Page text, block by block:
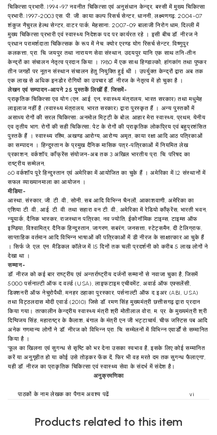
चिकित्सा प्रभारी; 1994-97 नवनीत चिकित्सा एवं अनुसंधान केन्द्र, बस्सी में मुख्य चिकित्सा
प्रभारी; 1997-2003 एस. पी. जी. काया कल्प रिसर्च सेन्टर, धाननी, लक्ष्मणगढ़; 2004-07
शंकुज नैचुरल हेल्थ सेन्टर, वाटर पार्क, मेहसाना; 2007-09 बालाजी निरोग धाम, दिल्ली में
मुख्य चिकित्सा प्रभारी एवं स्वास्थ्य निदेशक पद पर कार्यरत रहे । इसी बीच डॉ. नीरज ने
प्रधान परामर्शदाता चिकित्सक के रूप में नेच: क्योर एरण्ड योग रिसर्च सेन्टर, विष्णुपुर
कलकत्ता, प्रा. चि. जयपुर तथा नारायण सेवा संस्थान, उदयपुर यानि एक साथ तनि-तीन
केन्द्रों का संचालन नेतृत्व प्रदान किया । 1980 में एक साथ हिण्डाल्को, हांगकांग तथा पुष्कर
तीन जगहों पर नूतन संस्थान संचालन हेतु नियुक्ति हुई थी । उपर्युक्त केन्द्रों द्वारा अब तक
एक लाख से अधिक इनडोर रोगियों का उपचार डॉ. नीरज के नेतृत्व में हो चुका है ।
लेखन एवं सम्पादन-आपने 25 पुस्तकें लिखीं हैं, जिसमें-
प्राकृतिक चिकित्सा एव योग (एन. आई. एन, स्वास्थ्य मंत्रालय, भारत सरकार) तथा मधुमेह
लाइलाज नहीं है (स्वास्थ्य मंत्रालय, भारत सरकार) द्वारा पुरस्कृत हैं । अन्य पुस्तकों में
असाध्य रोगों की सरल चिकित्सा; अनमोल मिट्टी के बोल; आहार मेरा स्वास्थ्य, प्रथम, येनीय
एव तृतीय भाग; रोगों की सही चिकित्सा; पेट के रोगों की प्राकृतिक लोकप्रिय एवं बहुप्रशंसित
पुस्तकें हैं । स्वास्थ्य रश्मि, अखण्ड आरोग्य, आरोग्य अमृत, काया रक्षा आदि आठ पत्रिकाओं
का सम्पादन । हिन्दुस्तान के प्रमुख दैनिक मासिक पत्र-पत्रिकाओं में नियमित लेख
प्रकाशन, वर्कशॉप, काँफ्रेंस संयोजन-अब तक 3 अखिल भारतीय प्रा. चि. परिषद का
राष्ट्रीय सम्मेलन,
60 वर्कशॉप पूरे हिन्दुस्तान एवं अमेरिका में आयोजित का चुके हैं । अमेरिका में 12 संस्थानों में
सफल व्याख्यानमाला का आयोजन ।
मीडिया-
आस्था, संस्कार, जी. टी. वी., सोनी, सब आदि विभिन्न चैनलों, आकाशवाणी, अमेरिका का
एशिया टी. वी., आई. टी. वी. तथा सहारा वन टी. वी., अमेरिका में रेडियो काँफ्रेंस, भारती भवन,
न्यूयार्क, दैनिक भास्कर, राजस्थान पत्रिका, नव ज्योति, ईकोनॉमिक टाइम्स, टाइम्स ऑफ
इण्डिया, विश्वामित्र, दैनिक हिन्दुस्तान, जागरण, सबरंग, जनसत्ता, स्टेट्समैन, दी टेलिग्राफ,
साप्ताहिक वर्तमान आदि विभिन्न भाषाओं की पत्रिकाओं में डी नीरज के साक्षात्कार आ चुके हैं
। सिर्फ जे. एल. एन. मैडिकल कॉलेज में 15 दिनों तक चली प्रदर्शनी को करीब 5 लाख लोगों ने
देखा था ।
सम्मान-
डॉ. नीरज को कई बार राष्ट्रीय एवं अन्तर्राष्ट्रीय दर्जनों सम्मानों से नवाजा चुका है, जिसमें
5000 पर्सनाल्टी ऑफ द वर्ल्ड (USA), लाइफटाइम एचीवमेंट, अवार्ड ऑफ एक्सलेंसी,
डिक्शनरी ऑफ नेचुरोपैथी, मनहर ठहाका पुरस्कार, पर्सनाल्टी ऑफ द इअर (ABI, USA)
तथा विट्ठलदास मोदी एवार्ड (2010) जिसे डॉ. रमण सिंह मुख्यमंत्री छत्तीसगढ़ द्वारा प्रदान
किया गया। तत्कालीन केन्द्रीय स्वास्थ्य मंत्री श्री मोतीलाल वोरा, म. प्र. के मुख्यमंत्री श्री
दिग्विजय सिंह, महाराष्ट्र के कैलाश, बंगाल के मंत्री एन जी भट्टाचार्य, चीफ जस्टिस पब आदि
अनेक गणमान्य लोगों ने डॉ. नीरज को विभिन्न प्रा. चि. सम्मेलनों में विभिन्न एवार्डों से सम्मानित
किया है ।
'फूल का खिलना एवं सुगन्ध से सृष्टि को भर देना उसका स्वभाव है, इसके लिए कोई सम्मानित
करें या अनुगृहीत हो या कोई उसे तोड़कर फेंक दें, फिर भी वह मरते दम तक सुगन्ध फैलाएगा',
यही डॉ. नीरज का प्राकृतिक चिकित्सा एवं स्वास्थ्य सेवा के संदर्भ में संदेश है।
अनुक्रमणिका
पाठकों के नाम लेखक का पैगाम अवश्य पढें
vi
मधुमेह क्यों होता है? -कारण
Products related to this item